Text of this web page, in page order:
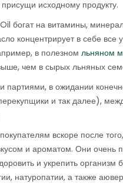
исходному продукту.
богат на витамины,
концентрирует в себе
в полезном льняном
чем в сырых льняных
в ожидании
и так далее),
вскоре после
и ароматом. Они
и укрепить
натуропатии, а также